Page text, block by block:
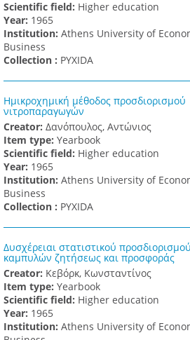
Scientific field: Higher education
Υear: 1965
Institution: Athens University of
Business
Collection : PYXIDA
Ημικροχημική μέθοδος προσδιορισμού
νιτροπαραγωγών
Creator: Δανόπουλος, Αντώνιος
Item type: Yearbook
Scientific field: Higher education
Υear: 1965
Institution: Athens University of
Business
Collection : PYXIDA
Δυσχέρειαι στατιστικού
καμπυλών ζητήσεως και προσφοράς
Creator: Κεβόρκ, Κωνσταντίνος
Item type: Yearbook
Scientific field: Higher education
Υear: 1965
Institution: Athens University of